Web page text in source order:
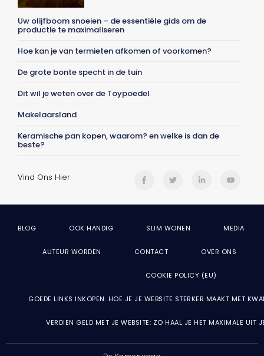
Uw olijfboom snoeien – de essentiële gids om de
productie te maximaliseren
Hoe kan je van termieten afkomen of voorkomen?
De grote bonte specht in de tuin
Dit wil je weten over de Toypoedel
Makelaarsland
Keramische pan kopen, waarom? en welke is dan de
beste?
Vind Ons Hier
BLOG OOK HANDIG SLIM WONEN MEDIA
AUTEUR WORDEN CONTACT OVER ONS
COOKIE POLICY (EU)
GOEDE LINKS INKOPEN: HOE JE JE WEBSITE STERKER MAAKT MET
VERDIEN GELD MET JE WEBSITE: ZO HAAL JE HET MAXIMALE UIT